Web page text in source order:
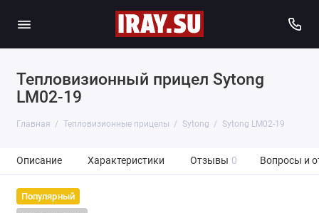
Тепловизионный прицел Sytong
LM02-19
Главная Тепловизионные прицелы Sytong Sytong LM02-19
Описание Характеристики Отзывы 0 Вопросы и
Популярный